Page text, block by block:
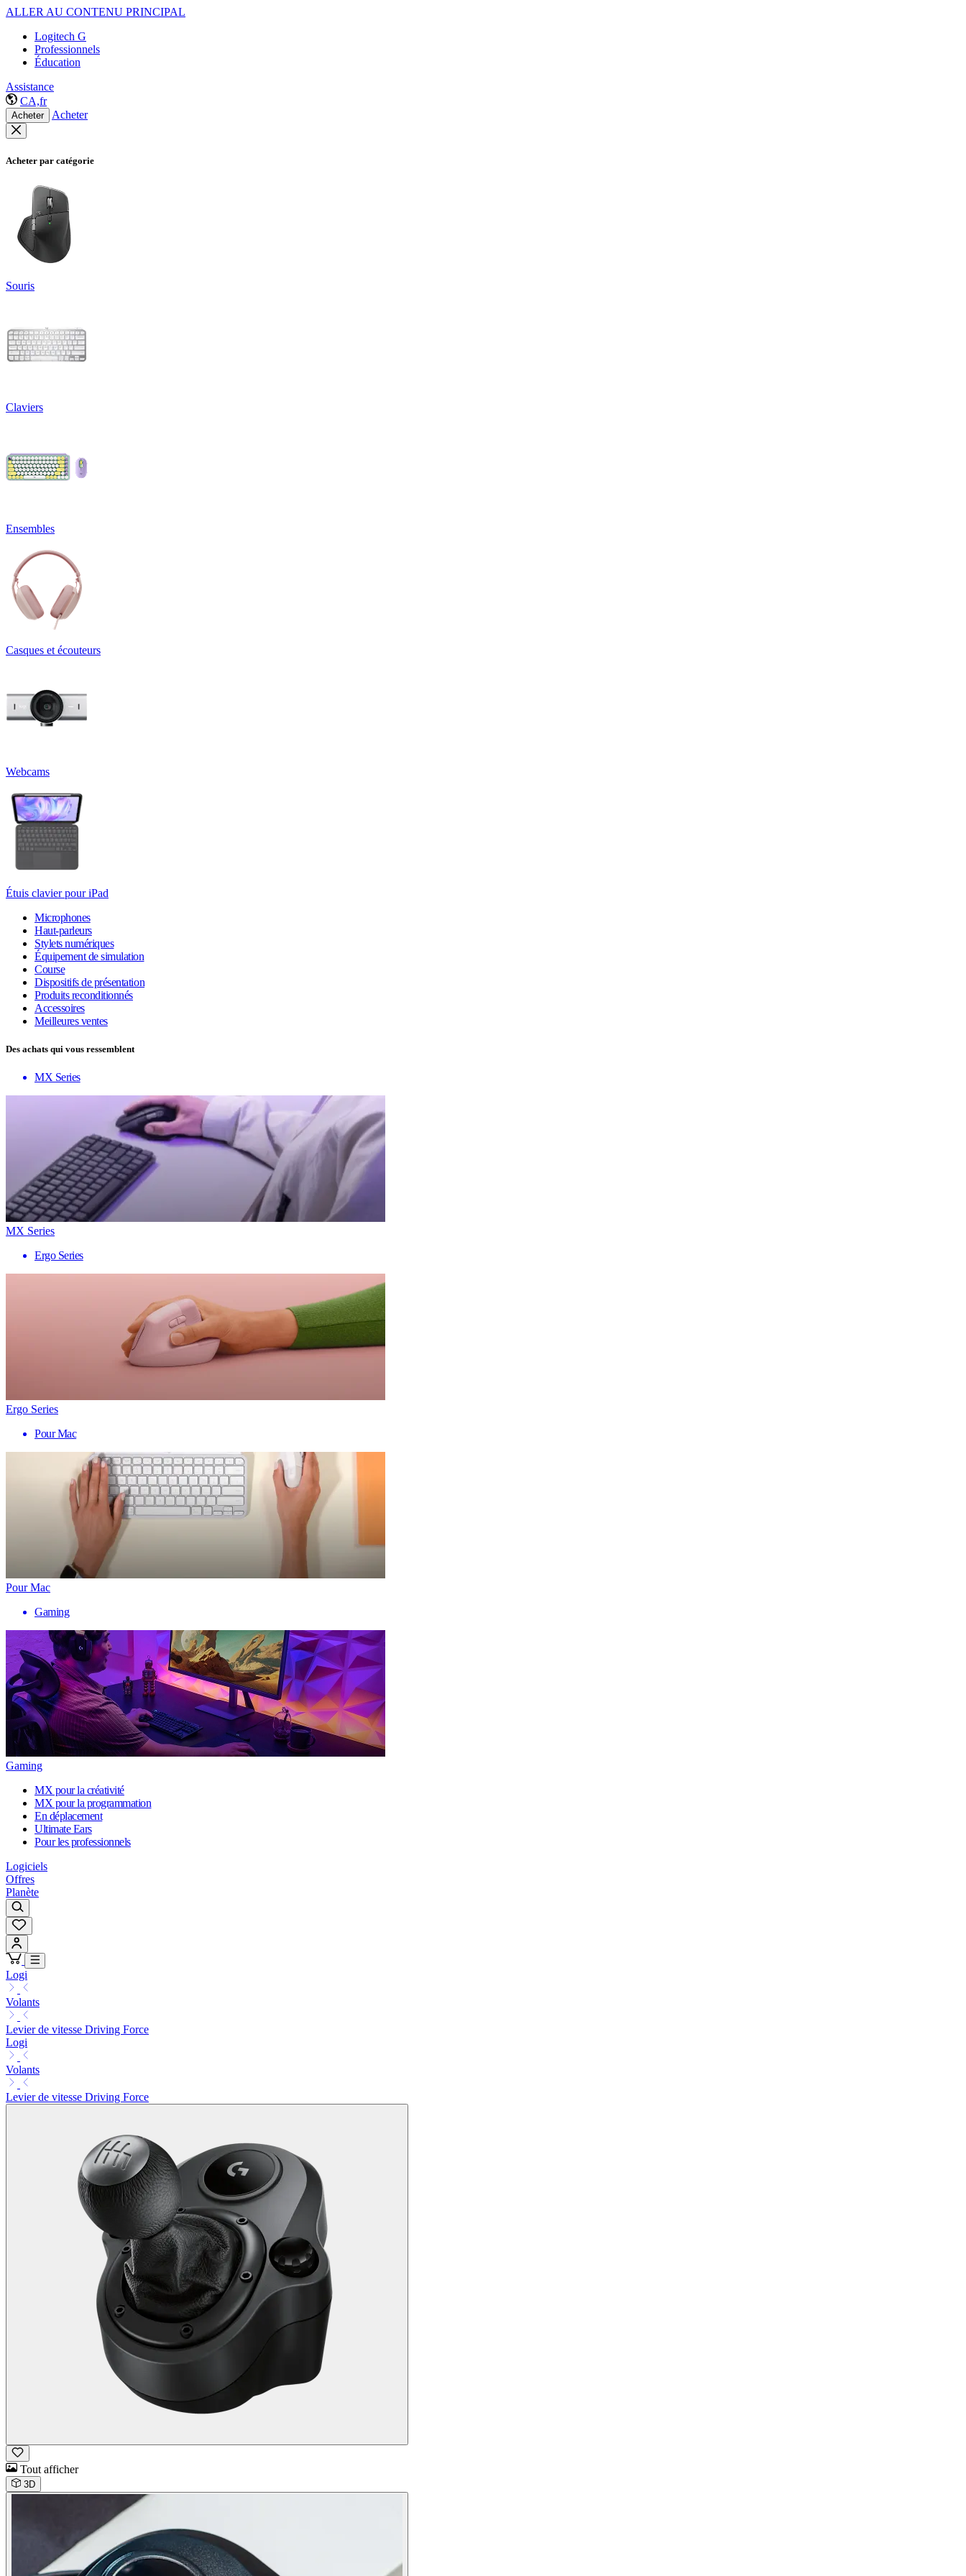
ALLER AU CONTENU PRINCIPAL
Logitech G
Professionnels
Éducation
Assistance
CA,fr
Acheter Acheter
Acheter par catégorie
Souris
Claviers
Ensembles
Casques et écouteurs
Webcams
Étuis clavier pour iPad
Microphones
Haut-parleurs
Stylets numériques
Équipement de simulation
Course
Dispositifs de présentation
Produits reconditionnés
Accessoires
Meilleures ventes
Des achats qui vous ressemblent
MX Series
MX Series
Ergo Series
Ergo Series
Pour Mac
Pour Mac
Gaming
Gaming
MX pour la créativité
MX pour la programmation
En déplacement
Ultimate Ears
Pour les professionnels
Logiciels
Offres
Planète
Logi
Volants
Levier de vitesse Driving Force
Logi
Volants
Levier de vitesse Driving Force
Tout afficher
3D